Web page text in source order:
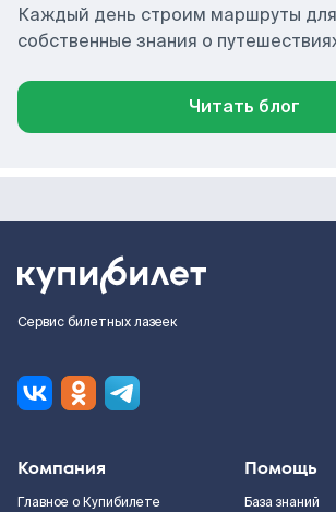
Каждый день строим маршруты для
собственные знания о
Читать блог
Сервис билетных лазеек
Компания
Главное о Купибилете
Помощь
База знаний